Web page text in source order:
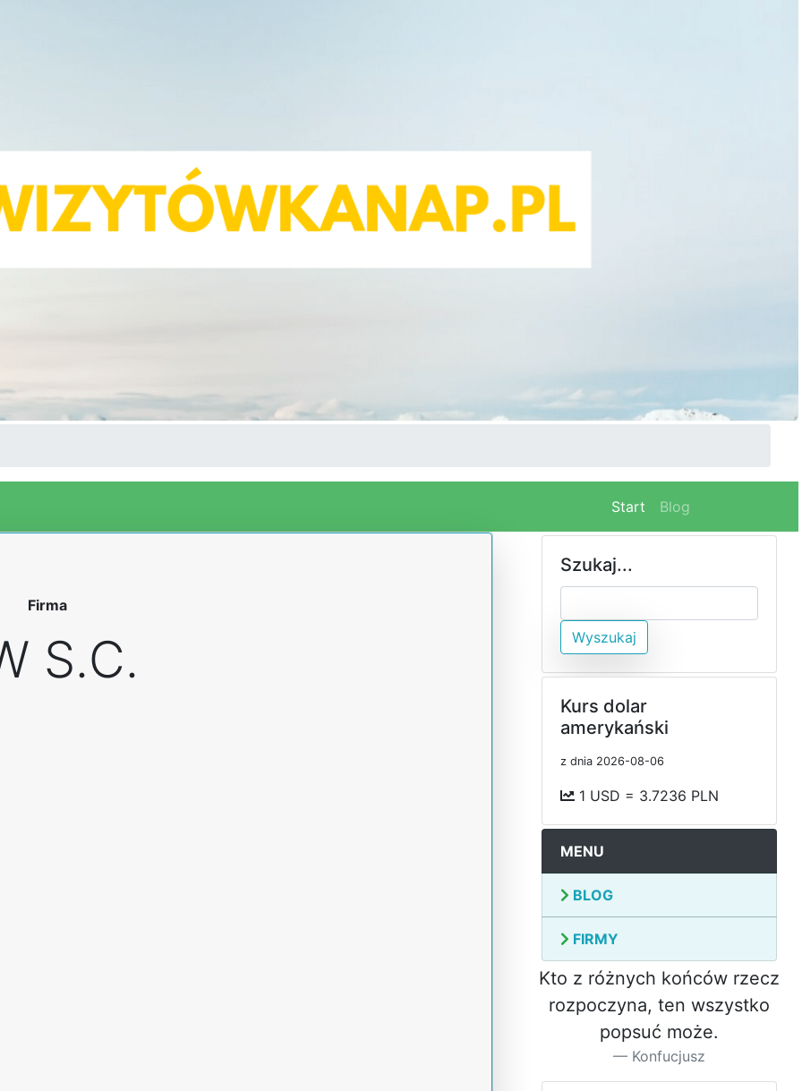
Start (current)
Blog
Firma
S.C.
Szukaj...
Wyszukaj
Kurs dolar
amerykański
z dnia 2026-08-06
1 USD = 3.7236 PLN
MENU
BLOG
FIRMY
Kto z różnych końców rzecz
rozpoczyna, ten wszystko
popsuć może.
Konfucjusz